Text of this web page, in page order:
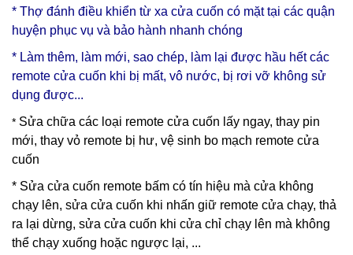
* Thợ đánh điều khiển từ xa cửa cuốn có mặt tại các quận
huyện phục vụ và bảo hành nhanh chóng
* Làm thêm, làm mới, sao chép, làm lại được hầu hết các
remote cửa cuốn khi bị mất, vô nước, bị rơi vỡ không sử
dụng được...
* Sửa chữa các loại remote cửa cuốn lấy ngay, thay pin
mới, thay vỏ remote bị hư, vệ sinh bo mạch remote cửa
cuốn
* Sửa cửa cuốn remote bấm có tín hiệu mà cửa không
chạy lên, sửa cửa cuốn khi nhấn giữ remote cửa chạy, thả
ra lại dừng, sửa cửa cuốn khi cửa chỉ chạy lên mà không
thể chạy xuống hoặc ngược lại, ...